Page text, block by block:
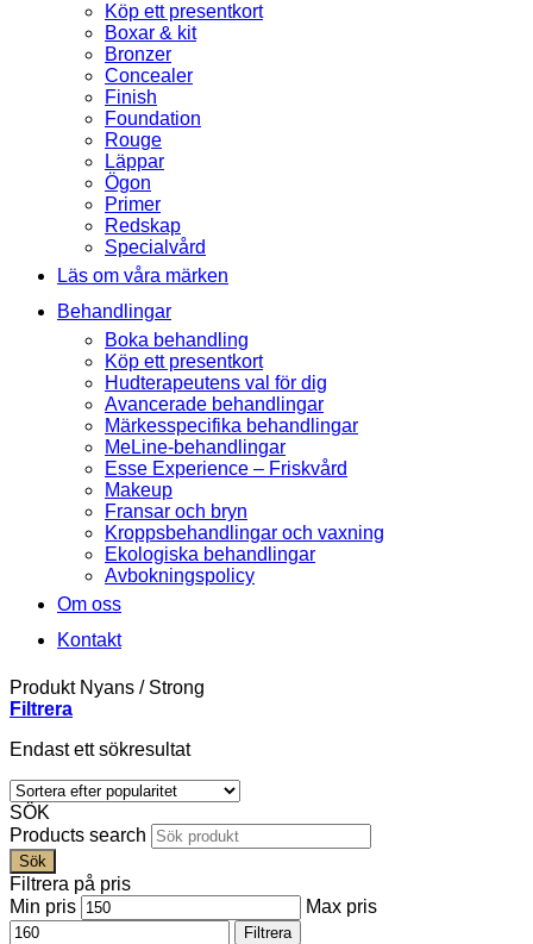
Köp ett presentkort
Boxar & kit
Bronzer
Concealer
Finish
Foundation
Rouge
Läppar
Ögon
Primer
Redskap
Specialvård
Läs om våra märken
Behandlingar
Boka behandling
Köp ett presentkort
Hudterapeutens val för dig
Avancerade behandlingar
Märkesspecifika behandlingar
MeLine-behandlingar
Esse Experience – Friskvård
Makeup
Fransar och bryn
Kroppsbehandlingar och vaxning
Ekologiska behandlingar
Avbokningspolicy
Om oss
Kontakt
Produkt Nyans /Strong
Filtrera
Endast ett sökresultat
SÖK
Products search
Sök
Filtrera på pris
Min pris
Max pris
Filtrera